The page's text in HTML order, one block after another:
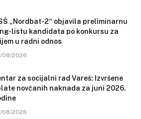
„Nordbat-2“ objavila preliminarnu
listu kandidata po konkursu za
u radni odnos
08/2026
za socijalni rad Vareš: Izvršene
novčanih naknada za juni 2026.
08/2026